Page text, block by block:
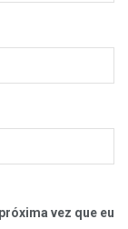
vez que eu